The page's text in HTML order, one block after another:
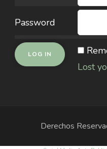
Password
Lost
Derechos